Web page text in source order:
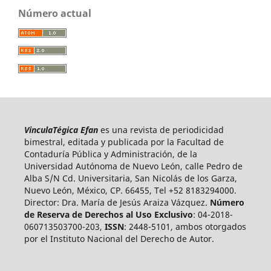
Número actual
VinculaTégica Efanes una revista de periodicidad
bimestral, editada y publicada por la Facultad de
Contaduría Pública y Administración, de la
Universidad Autónoma de Nuevo León, calle Pedro de
Alba S/N Cd. Universitaria, San Nicolás de los Garza,
Nuevo León, México, CP. 66455, Tel +52 8183294000.
Director: Dra. María de Jesús Araiza Vázquez. Número
de Reserva de Derechos al Uso Exclusivo: 04-2018-
060713503700-203, ISSN: 2448-5101, ambos otorgados
por el Instituto Nacional del Derecho de Autor.